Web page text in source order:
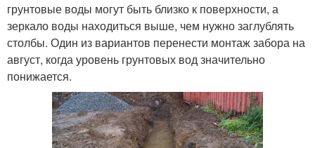
грунтовые воды могут быть близко к поверхности, а
зеркало воды находиться выше, чем нужно заглублять
столбы. Один из вариантов перенести монтаж забора на
август, когда уровень грунтовых вод значительно
понижается.